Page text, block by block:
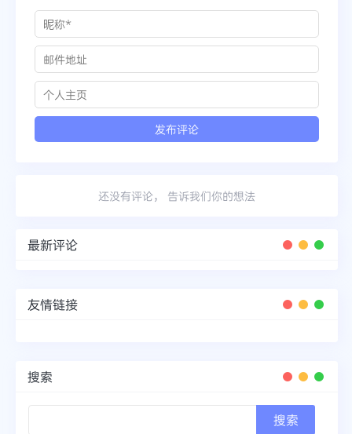
还没有评论， 告诉我们你的想法
最新评论
友情链接
搜索